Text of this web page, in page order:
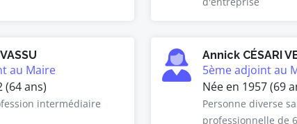
au Maire
(64 ans)
intermédiaire
Annick CÉSARI
5ème adjoint au
Née en 1957 (69
Personne diverse
professionnelle de